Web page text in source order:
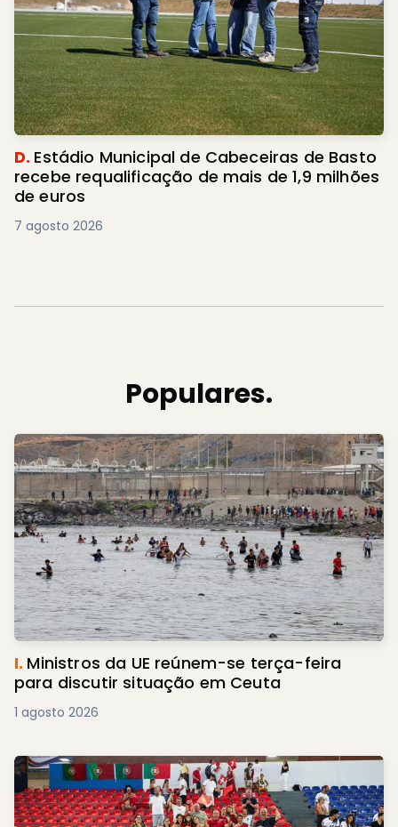
D. Estádio Municipal de Cabeceiras de Basto
recebe requalificação de mais de 1,9 milhões
de euros
7 agosto 2026
Populares.
I. Ministros da UE reúnem-se terça-feira
para discutir situação em Ceuta
1 agosto 2026